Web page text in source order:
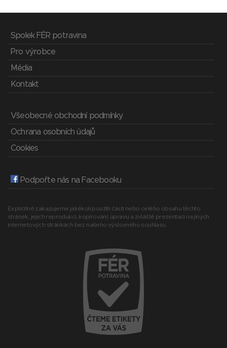
Spolek FÉR potravina
Pro výrobce
Média
Kontakt
Všeobecné obchodní podmínky
Ochrana osobních údajů
Cookies
Podpořte nás na Facebooku
Explicitně zakazujeme jakékoli použití části nebo celého obsahu těchto
stránek, jejich reprodukci, kopírování, úpravu a zvláště prezentaci na jiných
internetových stránkách bez našeho výslovného souhlasu.